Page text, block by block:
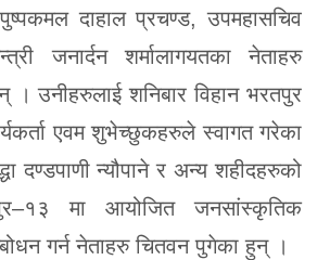
पुष्पकमल दाहाल प्रचण्ड, उपमहासचिव
जनार्दन शर्मालागयतका नेताहरु
। उनीहरुलाई शनिबार विहान भरतपुर
एवम शुभेच्छुकहरुले स्वागत गरेका
दण्डपाणी न्यौपाने र अन्य शहीदहरुको
मा आयोजित जनसांस्कृतिक
गर्न नेताहरु चितवन पुगेका हुन् ।